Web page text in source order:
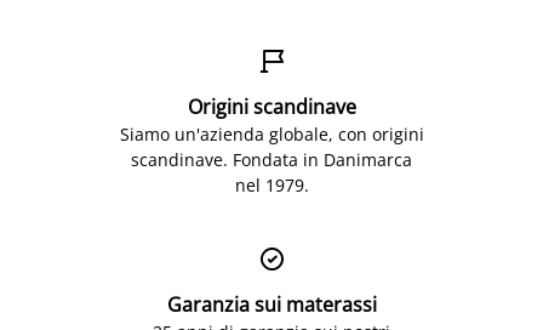

Origini scandinave
Siamo un'azienda globale, con origini
scandinave. Fondata in Danimarca
nel 1979.

Garanzia sui materassi